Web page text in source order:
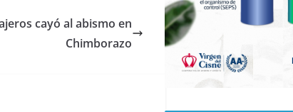
cayó al abismo en
Chimborazo